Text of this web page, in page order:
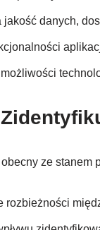
jakość danych,
ze stanem
rozbieżności